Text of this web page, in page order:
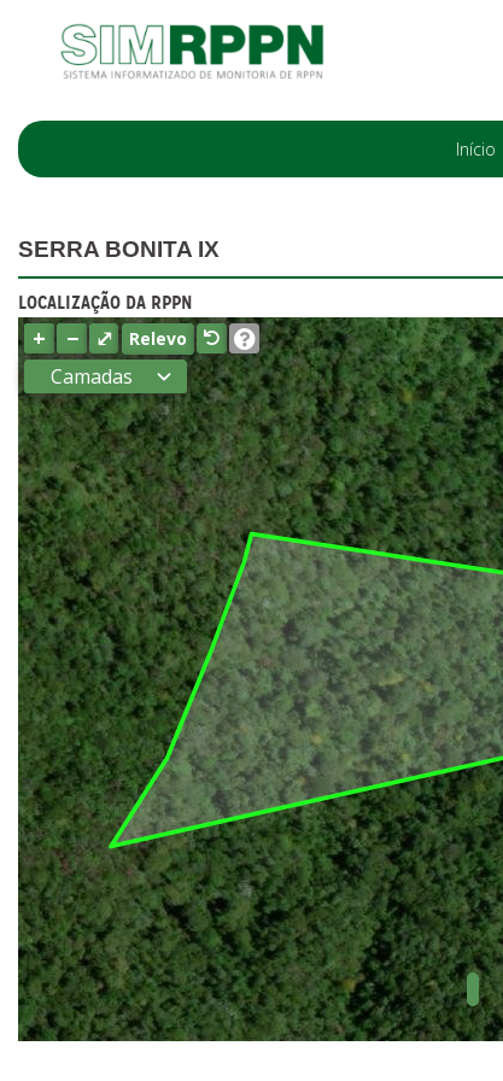
Início
SERRA BONITA IX
LOCALIZAÇÃO DA RPPN
+ − ⤢ Relevo
Camadas
Estados
Municípios
Terras
indígenas
(FUNAI)
UC Federal
UC Estaduais
UC
Municipais
Hidrografia
1:1.000.000
(ANA)
Biomas
(IBGE)
Vegetação
(IBGE)
Rodovias
(IBGE)
Relevo
(IBGE)